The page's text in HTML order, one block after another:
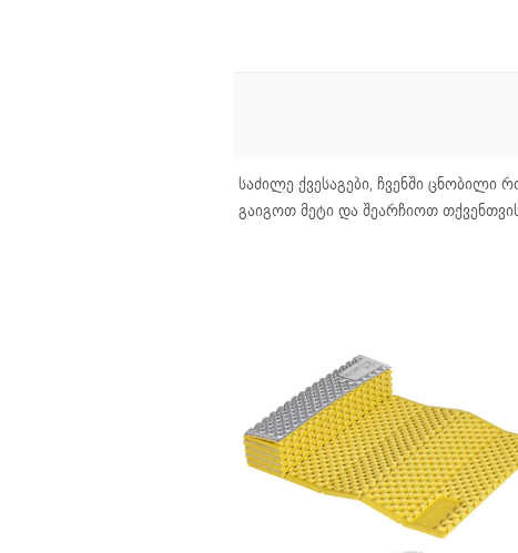
საძილე ქვესაგები, ჩვენში ცნობილი
გაიგოთ მეტი და შეარჩიოთ